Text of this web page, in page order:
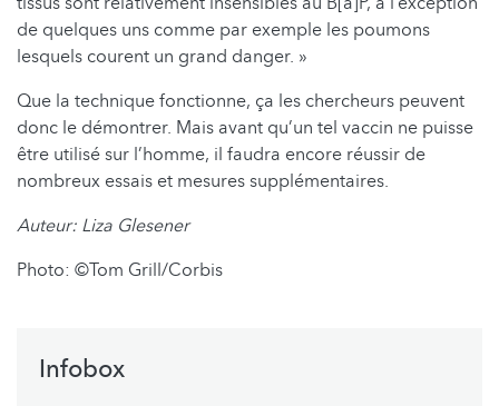
de quelques uns comme par exemple les poumons
lesquels courent un grand danger. »
Que la technique fonctionne, ça les chercheurs peuvent
donc le démontrer. Mais avant qu’un tel vaccin ne puisse
être utilisé sur l’homme, il faudra encore réussir de
nombreux essais et mesures supplémentaires.
Auteur: Liza Glesener
Photo: ©Tom Grill/Corbis
Infobox